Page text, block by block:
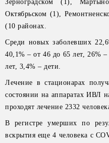
Зерноградском (1),
Октябрьском (1),
(10 районах.
Среди новых заболевших
40,1% – от 46 до 65 лет, 26%
лет, 3,4% – дети.
Лечение в стационарах
состоянии на аппаратах ИВЛ
проходят лечение 2332
В регистре умерших по
вскрытия еще 4 человека с